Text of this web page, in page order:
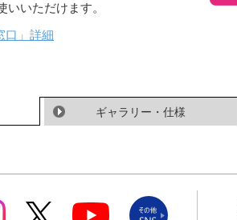
いただけます。
口」詳細
ギャラリー・仕様